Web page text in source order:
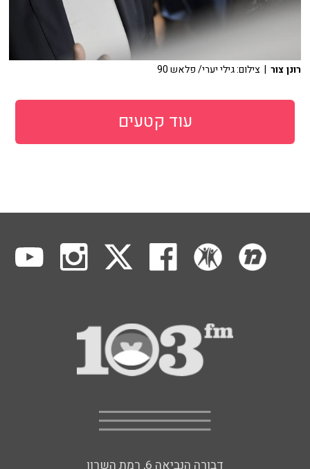
רונן צור | צילום: גילי יערי/ פלאש 90
עוד קטעים
דבורה הנביאה 6, רמת השרון